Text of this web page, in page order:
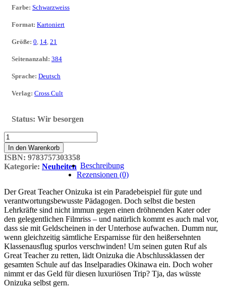
Farbe: Schwarzweiss
Format: Kartoniert
Größe: 0, 14, 21
Seitenanzahl: 384
Sprache: Deutsch
Verlag: Cross Cult
Status: Wir besorgen
GTO:
Great
Teacher
Onizuka
06
In den Warenkorb
ISBN: 9783757303358
Kategorie: Neuheiten Beschreibung
Rezensionen (0)
Der Great Teacher Onizuka ist ein Paradebeispiel für gute und
verantwortungsbewusste Pädagogen. Doch selbst die besten
Lehrkräfte sind nicht immun gegen einen dröhnenden Kater oder
den gelegentlichen Filmriss – und natürlich kommt es auch mal vor,
dass sie mit Geldscheinen in der Unterhose aufwachen. Dumm nur,
wenn gleichzeitig sämtliche Ersparnisse für den heißersehnten
Klassenausflug spurlos verschwinden! Um seinen guten Ruf als
Great Teacher zu retten, lädt Onizuka die Abschlussklassen der
gesamten Schule auf das Inselparadies Okinawa ein. Doch woher
nimmt er das Geld für diesen luxuriösen Trip? Tja, das wüsste
Onizuka selbst gern.